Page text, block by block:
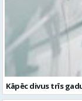
Kāpēc divus trīs